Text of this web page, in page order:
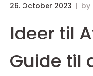
26. October 2023 by
Ideer til
Guide til